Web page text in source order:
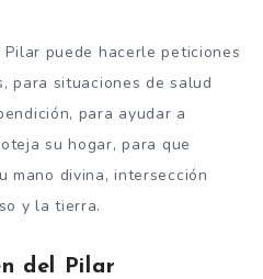
Pilar puede hacerle peticiones
para situaciones de salud
para ayudar a
su hogar, para que
mano divina, intersección
y la tierra.
del Pilar